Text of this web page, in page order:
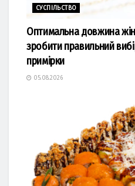
СУСПІЛЬСТВО
Оптимальна довжина
зробити правильний
примірки
05.08.2026